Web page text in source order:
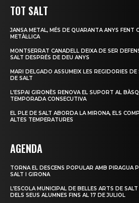
TOT SALT
JANSA METAL, MÉS DE QUARANTA ANYS FENT
METÀL·LICA
MONTSERRAT CANADELL DEIXA DE SER
SALT DESPRÉS DE DEU ANYS
MARI DELGADO ASSUMEIX LES REGIDORIES
DE SALT
L’ESPAI GIRONÈS RENOVA EL SUPORT AL
TEMPORADA CONSECUTIVA
EL PLE DE SALT ABORDA LA MIRONA, ELS
ALTES TEMPERATURES
AGENDA
TORNA EL DESCENS POPULAR AMB PIRAGUA
SALT I GIRONA
L’ESCOLA MUNICIPAL DE BELLES ARTS DE
DELS SEUS ALUMNES FINS AL 17 DE JULIOL